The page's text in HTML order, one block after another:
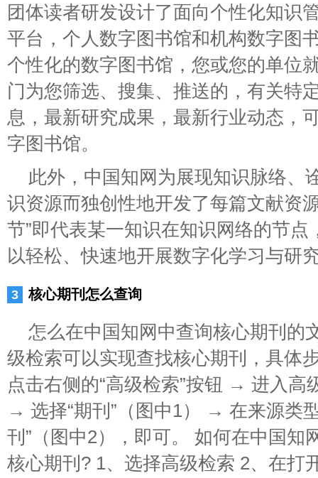
团体读者研发设计了面向个性化知识
平台，个人数字图书馆和机构数字图
个性化的数字图书馆，您或您的单位
门为您筛选、搜集、推送的，有关特
息，最新研究成果，最新行业动态，
字图书馆。
此外，中国知网为展现知识脉络、
识资源而独创性地开发了每篇文献资
节”即代表某一知识在知识网络的节点
以轻松、快速地开展数字化学习与研
核心期刊怎么查询
怎么在中国知网中查询核心期刊的
级检索可以实现查找核心期刊，具体
点击右侧的“高级检索”按钮 → 进入高
→ 选择“期刊”（图中1） → 在来源类
刊”（图中2），即可。 如何在中国知
核心期刊? 1、选择高级检索 2、在打